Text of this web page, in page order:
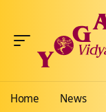
Home News